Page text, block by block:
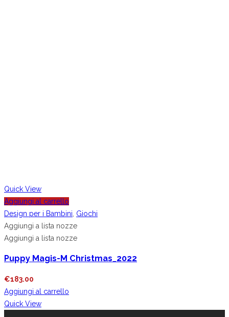
Quick View
Aggiungi al carrello
Design per i Bambini Giochi
Aggiungi a lista nozze
Aggiungi a lista nozze
Puppy Magis-M Christmas_2022
€183.00
Aggiungi al carrello
Quick View